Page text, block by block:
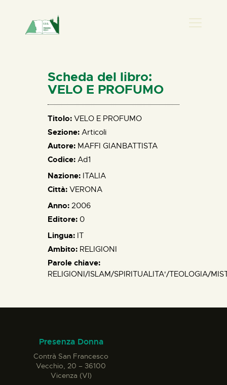
HOME
CHI SIAMO
NEWS
PERCORSI
ELISA SALERNO
Scheda del libro:
VELO E PROFUMO
Titolo: VELO E PROFUMO
Sezione: Articoli
Autore: MAFFI GIANBATTISTA
Codice: Ad1
Nazione: ITALIA
Città: VERONA
Anno: 2006
Editore: 0
Lingua: IT
Ambito: RELIGIONI
Parole chiave:
RELIGIONI/ISLAM/SPIRITUALITA'/TEOLOGIA/
Presenza Donna
Contrà San Francesco
Vecchio, 20 – 36100
Vicenza (VI)